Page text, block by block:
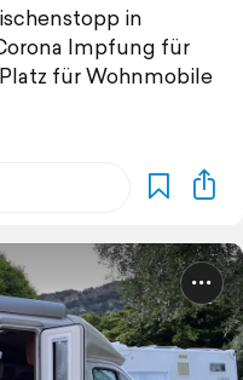
in
Impfung für
für Wohnmobile